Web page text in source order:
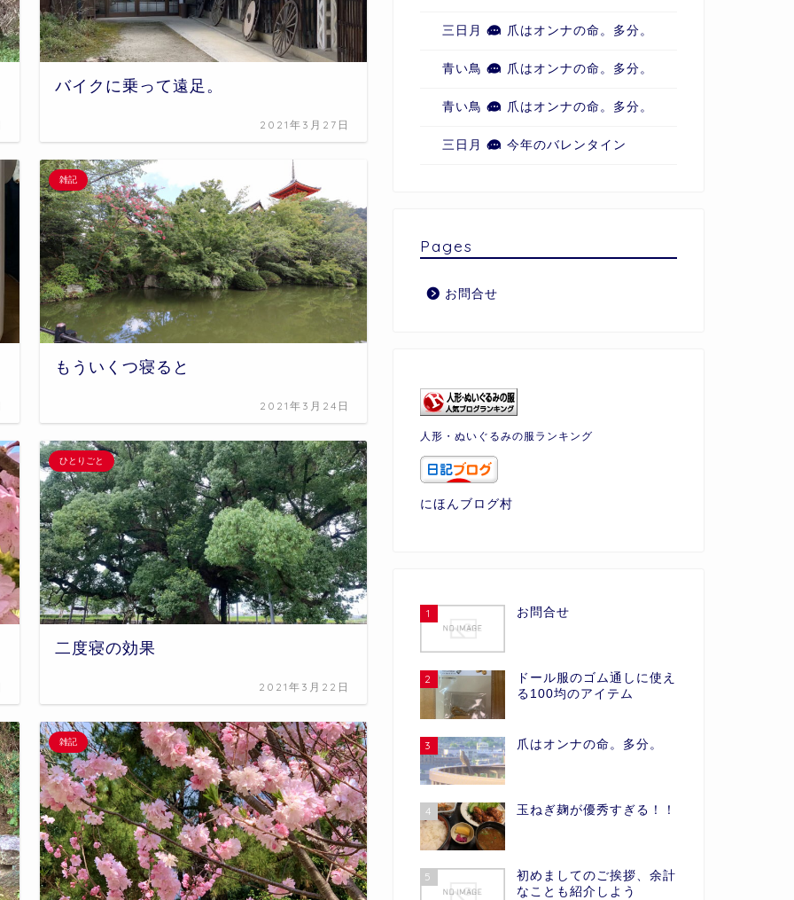
バイクに乗って遠足。
2021年3月27日
雑記
もういくつ寝ると
2021年3月24日
ひとりごと
二度寝の効果
2021年3月22日
雑記
三日月 on 爪はオンナの命。多分。
青い鳥 on 爪はオンナの命。多分。
青い鳥 on 爪はオンナの命。多分。
三日月 on 今年のバレンタイン
Pages
お問合せ
人形・ぬいぐるみの服ランキング
にほんブログ村
1 お問合せ
2
ドール服のゴム通しに使え
る100均のアイテム
3 爪はオンナの命。多分。
4 玉ねぎ麹が優秀すぎる！！
5
初めましてのご挨拶、余計
なことも紹介しよう